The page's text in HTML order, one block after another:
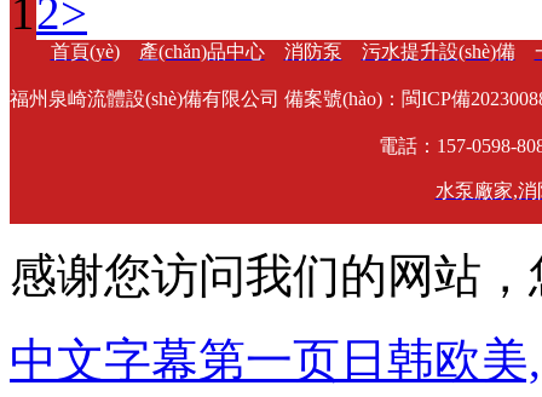
12>
首頁(yè) 產(chǎn)品中心 消防泵 污水提升設(shè)備
福州泉崎流體設(shè)備有限公司 備案號(hào)： 閩ICP備
電話：157-0598-
水泵廠家,消
感谢您访问我们的网站
中文字幕第一页日韩欧